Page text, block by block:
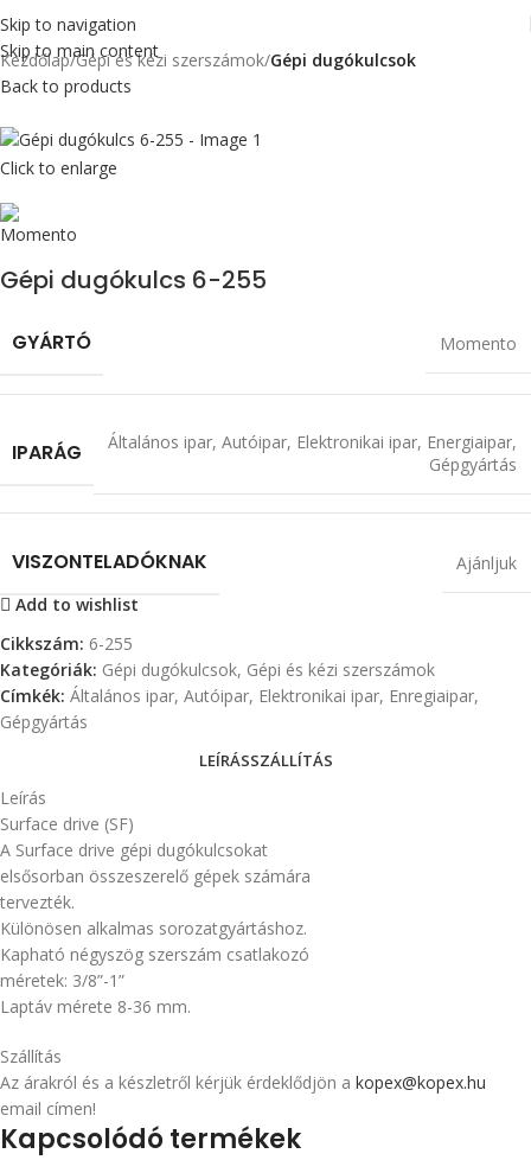
Skip to navigation
Skip to main content
Kezdőlap Gépi és kézi szerszámok Gépi dugókulcsok
Back to products
Click to enlarge
Gépi dugókulcs 6-255
GYÁRTÓ Momento
IPARÁG Általános ipar, Autóipar, Elektronikai ipar, Energiaipar,
Gépgyártás
VISZONTELADÓKNAK
Ajánljuk
Add to wishlist
Cikkszám: 6-255
Kategóriák: Gépi dugókulcsok, Gépi és kézi szerszámok
Címkék: Általános ipar, Autóipar, Elektronikai ipar, Enregiaipar,
Gépgyártás
LEÍRÁSSZÁLLÍTÁS
Leírás
Surface drive (SF)
A Surface drive gépi dugókulcsokat
elsősorban összeszerelő gépek számára
tervezték.
Különösen alkalmas sorozatgyártáshoz.
Kapható négyszög szerszám csatlakozó
méretek: 3/8”-1”
Laptáv mérete 8-36 mm.
Szállítás
Az árakról és a készletről kérjük érdeklődjön a kopex@kopex.hu
email címen!
Kapcsolódó termékek